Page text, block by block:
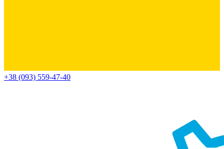
+38 (093) 559-47-40